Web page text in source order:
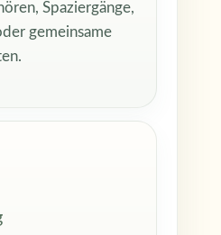
Spaziergänge,
gemeinsame